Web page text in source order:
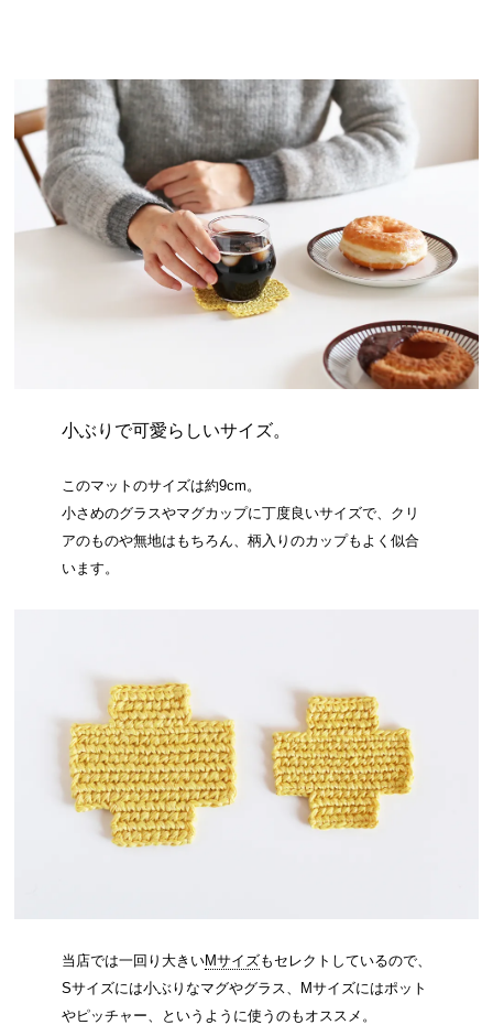
小ぶりで可愛らしいサイズ。
このマットのサイズは約9cm。
小さめのグラスやマグカップに丁度良いサイズで、クリ
アのものや無地はもちろん、柄入りのカップもよく似合
います。
当店では一回り大きいMサイズもセレクトしているので、
Sサイズには小ぶりなマグやグラス、Mサイズにはポット
やピッチャー、というように使うのもオススメ。